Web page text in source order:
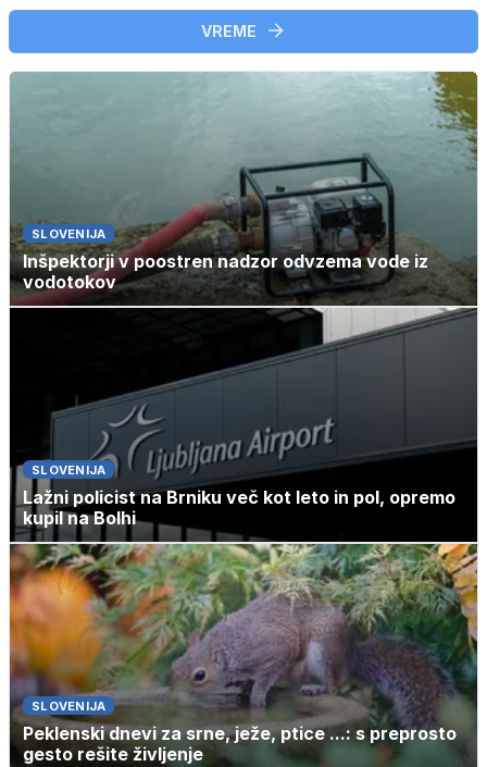
VREME
SLOVENIJA
Inšpektorji v poostren nadzor odvzema vode iz
vodotokov
SLOVENIJA
Lažni policist na Brniku več kot leto in pol, opremo
kupil na Bolhi
SLOVENIJA
Peklenski dnevi za srne, ježe, ptice ...: s preprosto
gesto rešite življenje